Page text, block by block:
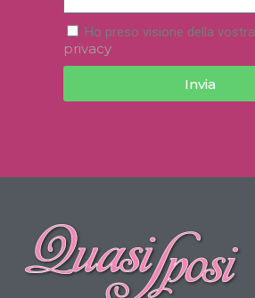
Ho preso visione della vostra
privacy
Invia